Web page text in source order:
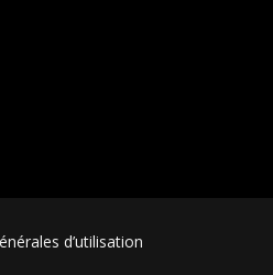
d’utilisation